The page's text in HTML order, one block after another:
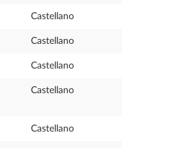
Castellano
Castellano
Castellano
Castellano
Castellano